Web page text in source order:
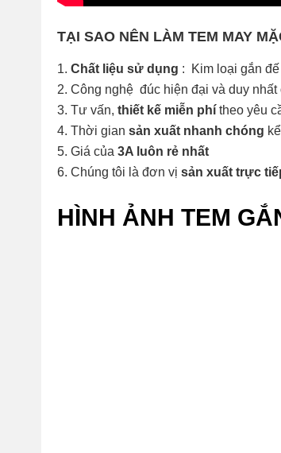
TẠI SAO NÊN LÀM TEM MAY
Chất liệu sử dụng : Kim loại gắn
Công nghệ đúc hiện đại và duy nhất
Tư vấn, thiết kế miễn phí theo yêu
Thời gian sản xuất nhanh chóng
Giá của 3A luôn rẻ nhất
Chúng tôi là đơn vị sản xuất trực
HÌNH ẢNH TEM